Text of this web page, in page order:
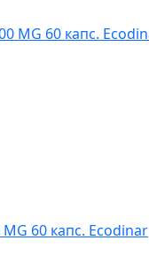
60 капс. Ecodinar